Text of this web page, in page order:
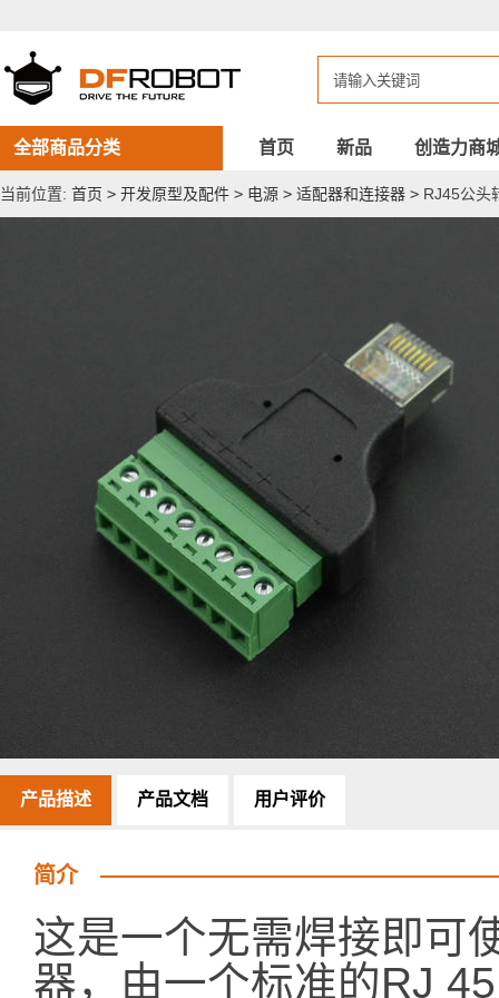
转
8Pin
端
子
适
配
器
全部商品分类 首页 新品 创造力商
当前位置: 首页 > 开发原型及配件 > 电源 > 适配器和连接器 > RJ45公头
产品描述 产品文档 用户评价
简介
这是一个无需焊接即可
器，由一个标准的RJ